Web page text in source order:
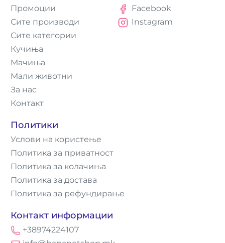
Промоции
Сите производи
Сите категории
Кучиња
Мачиња
Мали животни
За нас
Контакт
Политики
Услови на користење
Политика за приватност
Политика за колачиња
Политика за достава
Политика за рефундирање
Контакт информации
+38974224107
Facebook
Instagram